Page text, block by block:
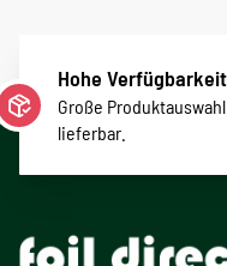
Hohe Verfügbarkeit
Große
lieferbar.